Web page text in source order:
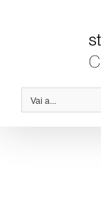
Vai a...